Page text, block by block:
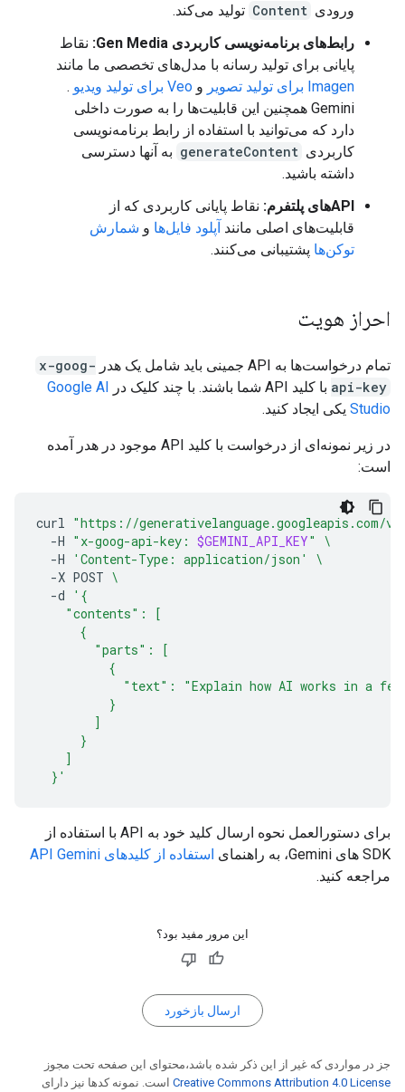
ورودی Content تولید می‌کند.
رابط‌های برنامه‌نویسی کاربردی Gen Media:
نقاط
پایانی برای تولید رسانه با مدل‌های تخصصی ما مانند
Imagen برای تولید تصویر
و Veo برای تولید ویدیو
.
Gemini همچنین این قابلیت‌ها را به صورت داخلی
دارد که می‌توانید با استفاده از رابط برنامه‌نویسی
کاربردی generateContent به آنها دسترسی
داشته باشید.
APIهای پلتفرم:
نقاط پایانی کاربردی که از
قابلیت‌های اصلی مانند آپلود فایل‌ها و شمارش
توکن‌ها پشتیبانی می‌کنند.
احراز هویت
تمام درخواست‌ها به API جمینی باید شامل یک هدر
x-goog-
api-key با کلید API شما باشند. با چند کلیک در
Google AI
Studio یکی ایجاد کنید.
در زیر نمونه‌ای از درخواست با کلید API موجود در هدر آمده
است:
curl "https://generativelanguage.googleapis.com/
-H "x-goog-api-key: $GEMINI_API_KEY"
\
-H
'Content-Type: application/json'
\
-X POST \
-d
'{
    "contents": [
      {
        "parts": [
          {
"text": "Explain how AI works in a
          }
        ]
      }
    ]
  }'
برای دستورالعمل نحوه ارسال کلید خود به API با استفاده از
SDK های Gemini، به راهنمای
استفاده از کلیدهای API Gemini
مراجعه کنید.
این مرور مفید بود؟
ارسال بازخورد
جز در مواردی که غیر از این ذکر شده باشد،‌محتوای این صفحه تحت مجوز
Creative Commons Attribution 4.0 License است. نمونه کدها نیز دارای